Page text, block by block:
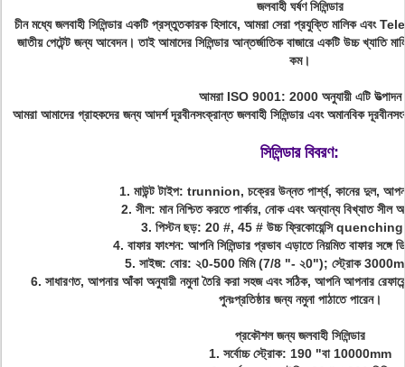
জলবাহী ঘর্ষণ সিলিন্ডার
চীন মধ্যে জলবাহী সিলিন্ডার একটি প্রস্তুতকারক হিসাবে, আমরা সেরা প্রযুক্তি মালিক এবং
জাতীয় পেটেন্ট জন্য আবেদন। তাই আমাদের সিলিন্ডার আন্তর্জাতিক বাজারে একটি উচ্চ খ্যাতি
কম।
আমরা ISO 9001: 2000 অনুযায়ী এটি উত্পাদন
আমরা আমাদের গ্রাহকদের জন্য আদর্শ দূরবীনসংক্রান্ত জলবাহী সিলিন্ডার এবং অমানবিক
সিলিন্ডার বিবরণ:
1. মাউন্ট টাইপ: trunnion, চক্রের উন্নত পার্শ্ব, কানের দুল,
2. সীল: মান নিশ্চিত করতে পার্কার, নোক এবং অন্যান্য বিখ্যাত সীল
3. পিস্টন ছড়: 20 #, 45 # উচ্চ ফ্রিকোয়েন্সি quenching
4. বাফার ফাংশন: আপনি সিলিন্ডার প্রভাব এড়াতে নিয়মিত বাফার সঙ্গে
5. সাইজ: বোর: ২0-500 মিমি (7/8 "- ২0"); স্ট্রোক
6. সাধারণত, আপনার আঁকা অনুযায়ী নমুনা তৈরি করা সহজ এবং সঠিক, আপনি আপনার
পুনঃপ্রতিষ্ঠার জন্য নমুনা পাঠাতে পারেন।
প্রকৌশল জন্য জলবাহী সিলিন্ডার
1. সর্বোচ্চ স্ট্রোক: 190 "বা 10000mm